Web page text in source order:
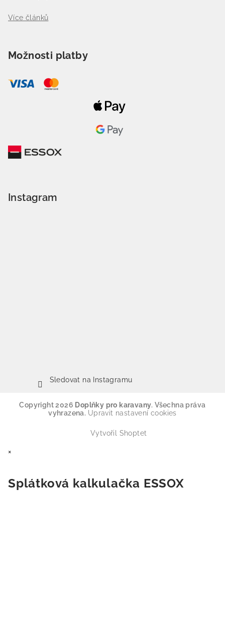
Více článků
Možnosti platby
Instagram
Sledovat na Instagramu
Copyright 2026 Doplňky pro karavany. Všechna práva
vyhrazena. Upravit nastavení cookies
Vytvořil Shoptet
×
Splátková kalkulačka ESSOX